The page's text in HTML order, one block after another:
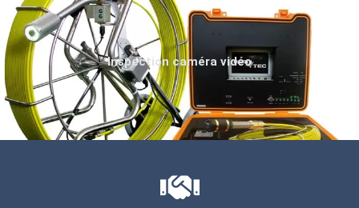
Inspection caméra vidéo